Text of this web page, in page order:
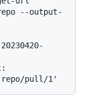
--output-